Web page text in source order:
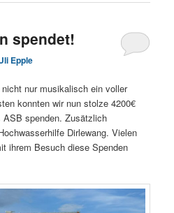
spendet!
Epple
nur musikalisch ein voller
konnten wir nun stolze 4200€
ASB spenden. Zusätzlich
Dirlewang. Vielen
ihrem Besuch diese Spenden